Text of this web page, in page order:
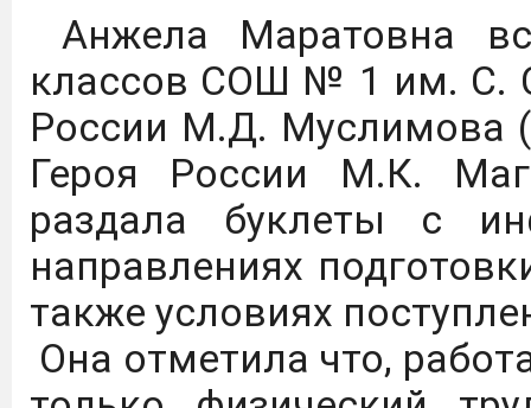
Издательство Дашков
В Дагестане
авиации.Подробнее
С 01.09.25 по 31.08.26
доступ к
"Просвещение" ЭБС
следующей ссылке:
Анжела Маратовна
классов СОШ № 1 им. С.
России М.Д. Муслимова
Героя России М.К.
раздала буклеты с
направлениях
также условиях
Она отметила что,